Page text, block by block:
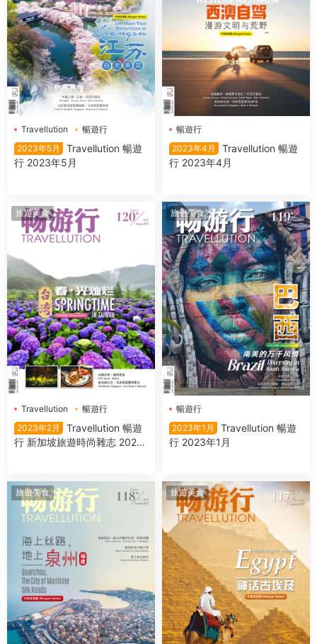
Travellution
暢遊行
2023年5月
Travellution 暢遊
行 2023年5月
暢遊行
2023年4月
Travellution 暢遊
行 2023年4月
旅遊美食
Travellution
暢遊行
2023年2月
Travellution 暢遊
行 新加坡旅遊時尚雜志 2023
旅遊美食
暢遊行
2023年1月
Travellution 暢遊
行 2023年1月
旅遊美食 旅遊美食